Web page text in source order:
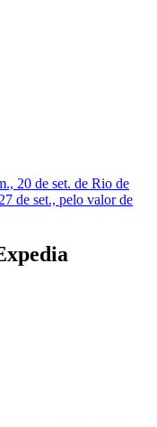
20 de set. de Rio de
de set., pelo valor de